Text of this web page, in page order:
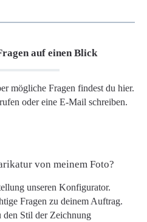
auf einen Blick
mögliche Fragen findest du hier.
oder eine E-Mail schreiben.
von meinem Foto?
unseren Konfigurator.
Fragen zu deinem Auftrag.
Stil der Zeichnung